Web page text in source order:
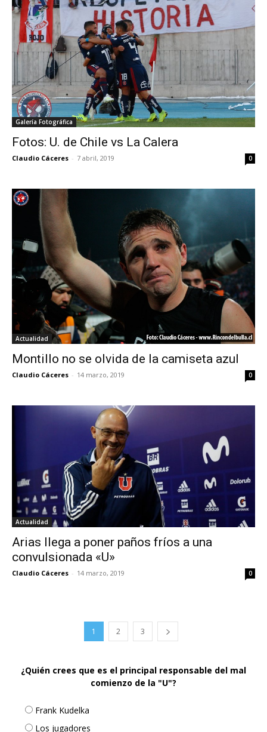
Galería Fotográfica
Fotos: U. de Chile vs La Calera
Claudio Cáceres - 7 abril, 2019 0
Actualidad
Montillo no se olvida de la camiseta azul
Claudio Cáceres - 14 marzo, 2019 0
Actualidad
Arias llega a poner paños fríos a una
convulsionada «U»
Claudio Cáceres - 14 marzo, 2019 0
1 2 3
¿Quién crees que es el principal responsable del mal
comienzo de la "U"?
Frank Kudelka
Los jugadores